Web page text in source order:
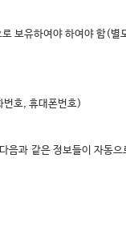
보유하여야 하여야 함(별
번호, 휴대폰번호)
음과 같은 정보들이 자동